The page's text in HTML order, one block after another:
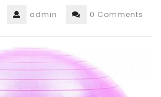
admin 0 Comments